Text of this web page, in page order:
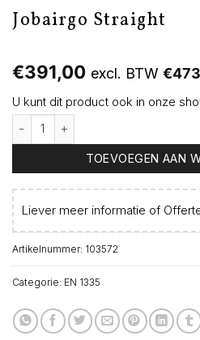
Jobairgo Straight
€391,00 excl. BTW €
U kunt dit product ook in onze
Jobairgo Straight aantal
TOEVOEGEN AAN
Liever meer informatie of
Artikelnummer: 103572
Categorie: EN 1335